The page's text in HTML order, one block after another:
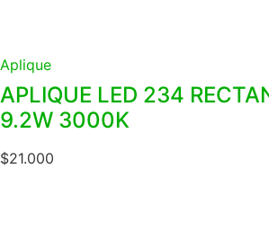
Aplique
APLIQUE LED 234
9.2W 3000K
$21.000